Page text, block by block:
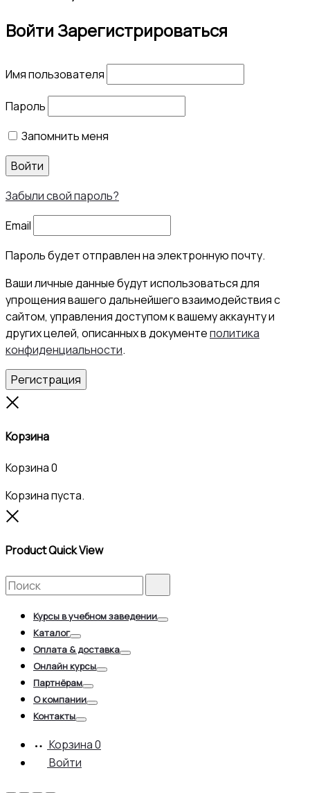
ВойтиЗарегистрироваться
Имя пользователя
Пароль
Запомнить меня
Войти
Забыли свой пароль?
Email
Пароль будет отправлен на электронную почту.
Ваши личные данные будут использоваться для
упрощения вашего дальнейшего взаимодействия с
сайтом, управления доступом к вашему аккаунту и
других целей, описанных в документеполитика
конфиденциальности.
Регистрация
Корзина
Корзина0
Корзина пуста.
Product Quick View
Search
for:
Курсы в учебном заведении
Каталог
Toggle
Оплата & доставка
Онлайн курсы
Партнёрам
О компании
Контакты
Корзина0
Войти